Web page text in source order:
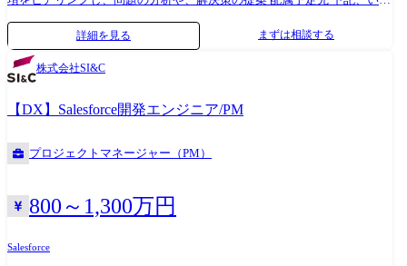
れかのチームへの配属を想定 配属予定先弊社体制 リーダー1名 メンバ3
名(内BP2名) ミッション:顧客に品質の高いアウトプットを提供するこ
と、顧客の困りごとに対し、提案、巻き取りを実施することで信頼を獲
得し、更なる拡大へつなげる。 配属予定先弊社体制 メンバ1名 ミッショ
ン:当社エンジニアとして顧客に価値(VALUE)を提供し、当社と顧客双方
の組織に貢献すること。 直近目標は、価値(VALUE)を提供し、顧客の受
注を確定させて次期要員拡大の目途をつける。 案件例 ・電動パワーステ
アリング開発 ・PEHV用インバーター開発 ・ボデーECU開発 ・車載IoT
C++ ・S32DS ・FreeRTOS ・jira、Confluence ・Bitbucket ・NextDesign
詳細を見る まずは相談する
株式会社SI&C
【DX】Salesforce開発エンジニア/PM
プロジェクトマネージャー（PM）
800～1,300万円
Salesforce